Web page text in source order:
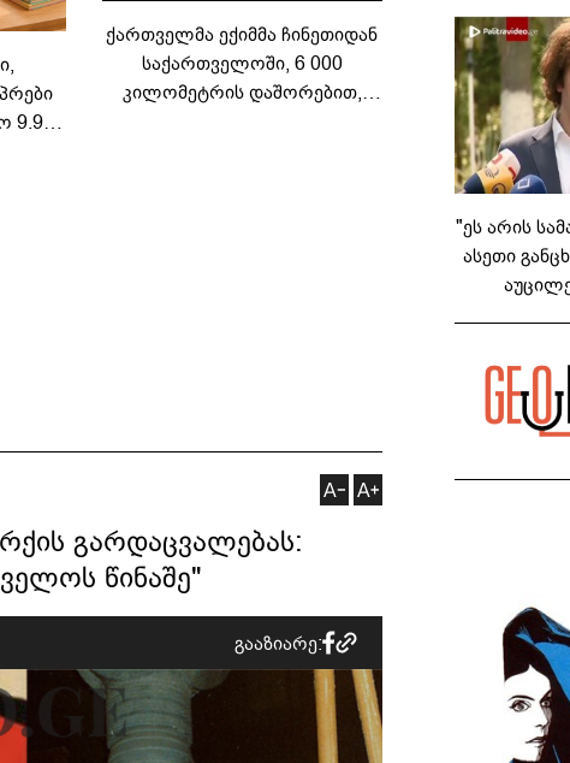
9.90
ქართველმა ექიმმა ჩინეთიდან
საქართველოში, 6 000
კილომეტრის დაშორებით,
გარდაცვალებას:
წინაშე"
გააზიარე:
"ეს არის
ასეთი